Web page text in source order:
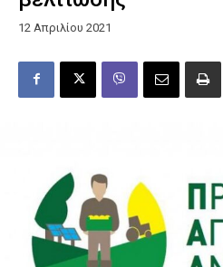
12 Απριλίου 2021